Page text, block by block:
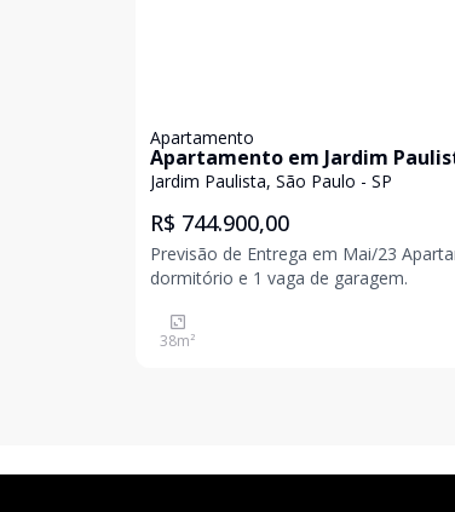
Apartamento
Apartamento em Jardim
Jardim Paulista, São Paulo - SP
R$ 744.900,00
Previsão de Entrega em Mai/23 Apartamento com 1
dormitório e 1 vaga de garagem.
38m²